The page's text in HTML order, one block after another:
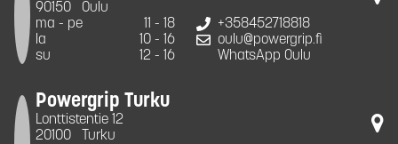
90150
Oulu
ma - pe
11 - 18
la
10 - 16
su
12 - 16
+358452718818
oulu@powergrip.fi
WhatsApp Oulu
Powergrip Turku
Lonttistentie 12
20100
Turku